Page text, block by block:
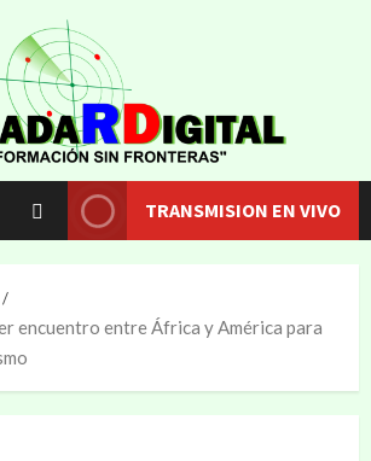
TRANSMISION EN VIVO
encuentro entre África y América para